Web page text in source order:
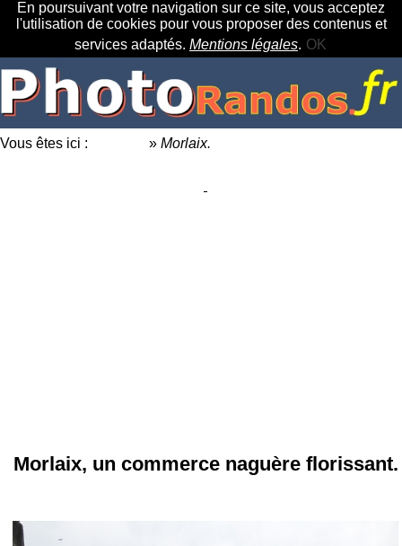
En poursuivant votre navigation sur ce site, vous acceptez
l'utilisation de cookies pour vous proposer des contenus et
services adaptés. Mentions légales. OK
Vous êtes ici : » Morlaix.
Morlaix, un commerce naguère florissant.